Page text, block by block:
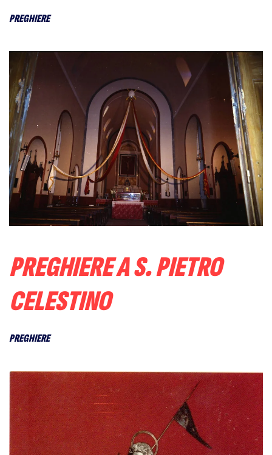
PREGHIERE
PREGHIERE A S. PIETRO
CELESTINO
PREGHIERE